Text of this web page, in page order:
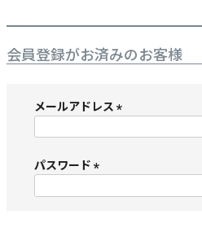
会員登録がお済みのお客様
メールアドレス
)
パスワード